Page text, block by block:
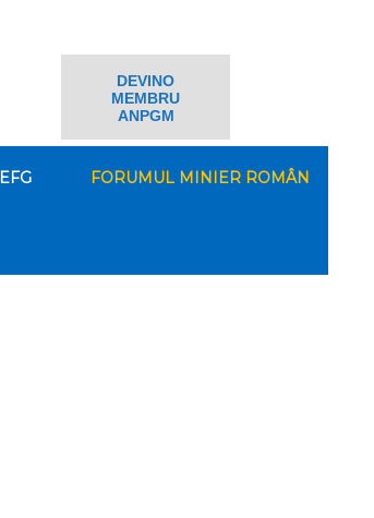
DEVINO
MEMBRU
ANPGM
EFG FORUMUL MINIER ROMÂN